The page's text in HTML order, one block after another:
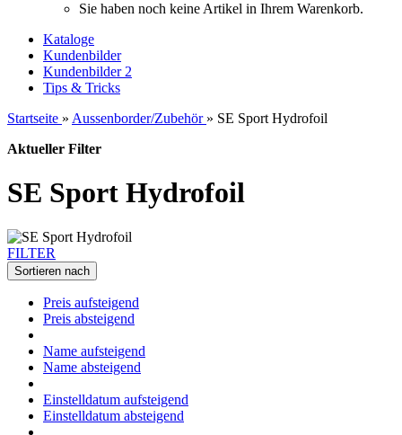
Sie haben noch keine Artikel in Ihrem Warenkorb.
Kataloge
Kundenbilder
Kundenbilder 2
Tips & Tricks
Startseite » Aussenborder/Zubehör » SE Sport Hydrofoil
Aktueller Filter
SE Sport Hydrofoil
FILTER
Sortieren nach
Preis aufsteigend
Preis absteigend
Name aufsteigend
Name absteigend
Einstelldatum aufsteigend
Einstelldatum absteigend